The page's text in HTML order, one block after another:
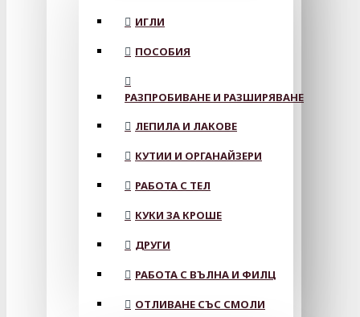
ИГЛИ
ПОСОБИЯ
РАЗПРОБИВАНЕ И РАЗШИРЯВАНЕ
ЛЕПИЛА И ЛАКОВЕ
КУТИИ И ОРГАНАЙЗЕРИ
РАБОТА С ТЕЛ
КУКИ ЗА КРОШЕ
ДРУГИ
РАБОТА С ВЪЛНА И ФИЛЦ
ОТЛИВАНЕ СЪС СМОЛИ